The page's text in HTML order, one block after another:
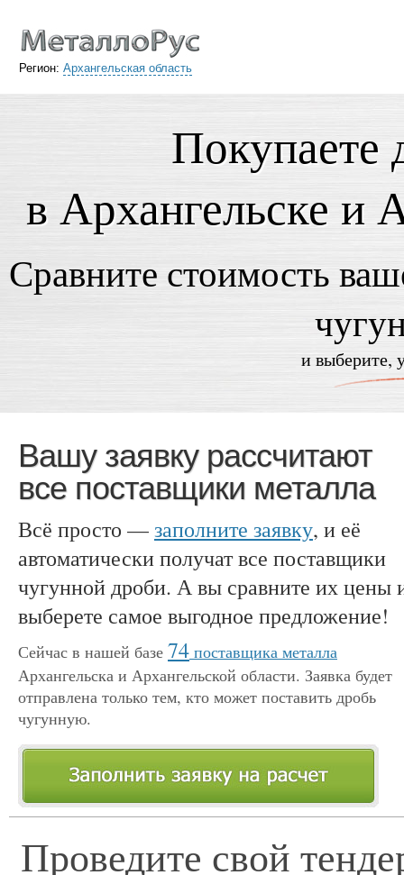
Регион: Архангельская область
Покупаете
в Архангельске и
Сравните стоимость
и выберите,
Вашу заявку рассчитают
все поставщики металла
Всё просто —заполните заявку, и её
автоматически получат все поставщики
чугунной дроби. А вы сравните их цены
выберете самое выгодное предложение!
Сейчас в нашей базе 74 поставщика металла
Архангельска и Архангельской области. Заявка будет
отправлена только тем, кто может поставить дробь
чугунную.
Проведите свой